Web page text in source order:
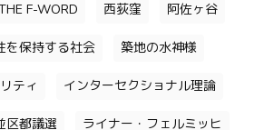
F-WORD 西荻窪 阿佐ヶ谷
を保持する社会 築地の水神様
ティ インターセクショナル理論
区都議選 ライナー・フェルミッヒ